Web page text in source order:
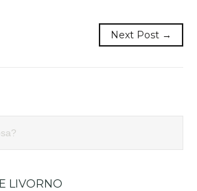
Next Post →
LIVORNO